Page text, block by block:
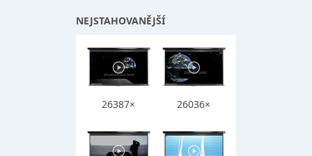
NEJSTAHOVANĚJŠÍ
26387× 26036×